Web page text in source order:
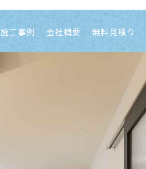
施工事例 会社概要 無料見積り